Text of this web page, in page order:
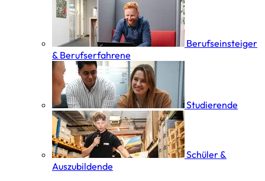
Berufseinsteiger
& Berufserfahrene
Studierende
Schüler &
Auszubildende